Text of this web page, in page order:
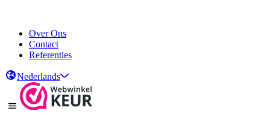
Over Ons
Contact
Referenties
Nederlands